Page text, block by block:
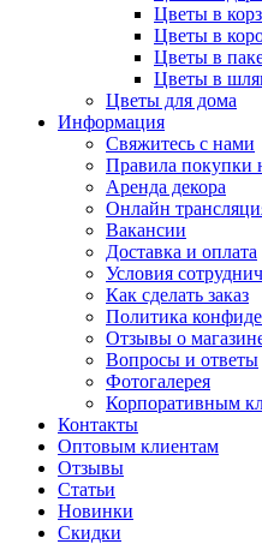
Цветы в
Цветы в
Цветы в
Цветы в
Цветы для дома
Информация
Свяжитесь с нами
Правила покупки
Аренда декора
Онлайн
Вакансии
Доставка и оплата
Условия
Как сделать заказ
Политика
Отзывы о
Вопросы и ответы
Фотогалерея
Корпоративным
Контакты
Оптовым клиентам
Отзывы
Статьи
Новинки
Скидки